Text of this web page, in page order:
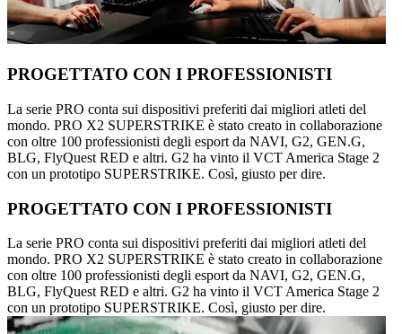
PROGETTATO CON I PROFESSIONISTI
La serie PRO conta sui dispositivi preferiti dai migliori atleti del
mondo. PRO X2 SUPERSTRIKE è stato creato in collaborazione
con oltre 100 professionisti degli esport da NAVI, G2, GEN.G,
BLG, FlyQuest RED e altri. G2 ha vinto il VCT America Stage 2
con un prototipo SUPERSTRIKE. Così, giusto per dire.
PROGETTATO CON I PROFESSIONISTI
La serie PRO conta sui dispositivi preferiti dai migliori atleti del
mondo. PRO X2 SUPERSTRIKE è stato creato in collaborazione
con oltre 100 professionisti degli esport da NAVI, G2, GEN.G,
BLG, FlyQuest RED e altri. G2 ha vinto il VCT America Stage 2
con un prototipo SUPERSTRIKE. Così, giusto per dire.